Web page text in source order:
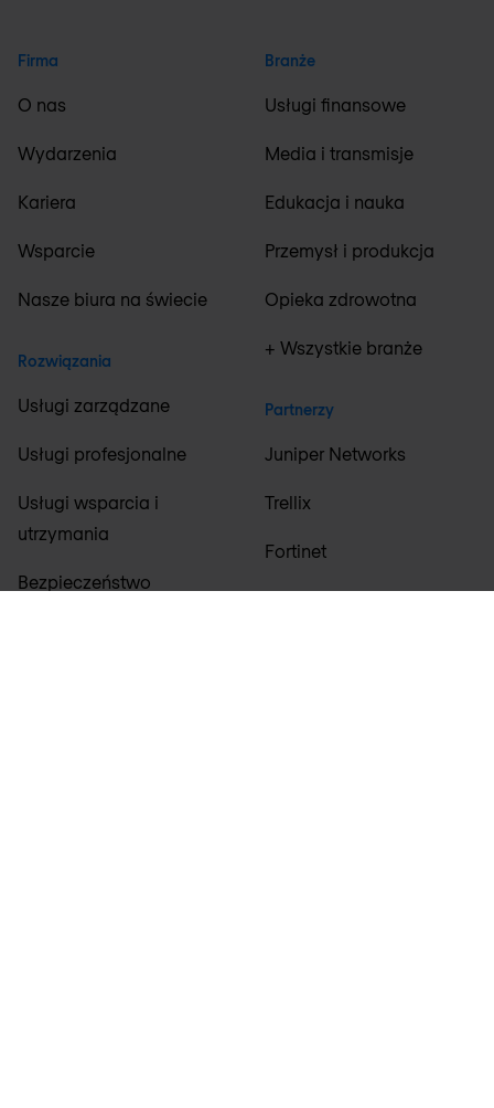
Firma
O nas
Wydarzenia
Kariera
Wsparcie
Nasze biura na świecie
Rozwiązania
Usługi zarządzane
Usługi profesjonalne
Usługi wsparcia i
utrzymania
Bezpieczeństwo
Branże
Usługi finansowe
Media i transmisje
Edukacja i nauka
Przemysł i produkcja
Opieka zdrowotna
+ Wszystkie branże
Partnerzy
Juniper Networks
Trellix
Fortinet